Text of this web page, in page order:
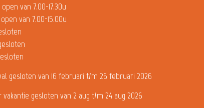
van 7.00-17.30u
open van 7.00-15.00u
gesloten van 16 februari t/m 26 februari 2026
gesloten van 2 aug t/m 24 aug 2026